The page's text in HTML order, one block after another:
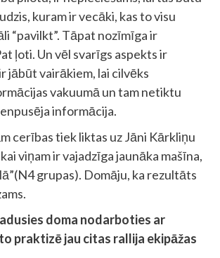
kuram ir vecāki, kas to visu
“pavilkt”. Tāpat nozīmīga ir
ļoti. Un vēl svarīgs aspekts ir
jābūt vairākiem, lai cilvēks
vakuumā un tam netiktu
informācija.
cerības tiek liktas uz Jāni Kārkliņu
viņam ir vajadzīga jaunāka mašīna,
grupas). Domāju, ka rezultāts
doma nodarboties ar
praktizē jau citas rallija ekipāžas